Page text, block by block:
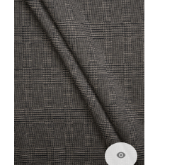
visibility